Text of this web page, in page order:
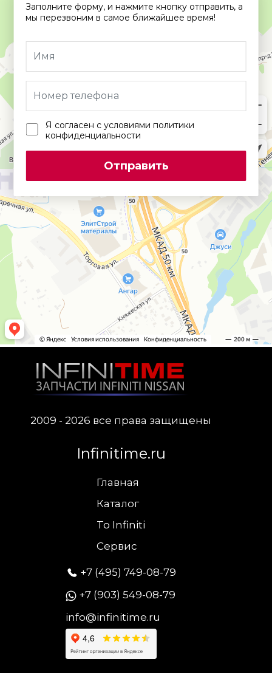
Заполните форму, и нажмите кнопку отправить, а
мы перезвоним в самое ближайшее время!
Я согласен с условиями политики
конфиденциальности
2009 - 2026 все права защищены
Infinitime.ru
Главная
Каталог
To Infiniti
Сервис
+7 (495) 749-08-79
+7 (903) 549-08-79
info@infinitime.ru